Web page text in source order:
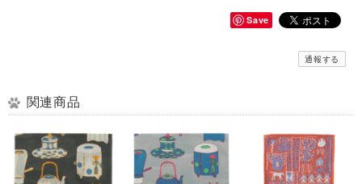
Save
通報する
関連商品